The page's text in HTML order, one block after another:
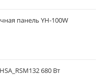
панель YH-100W
680 Вт